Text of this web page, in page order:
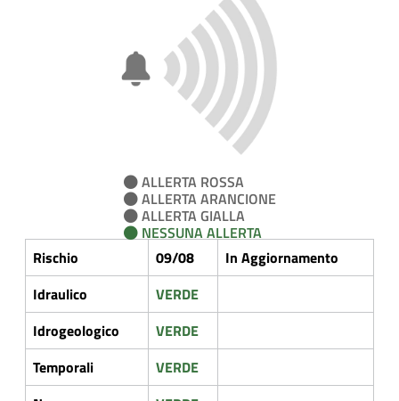
ALLERTA ROSSA
ALLERTA ARANCIONE
ALLERTA GIALLA
NESSUNA ALLERTA
Rischio
09/08
In Aggiornamento
Idraulico
VERDE
Idrogeologico
VERDE
Temporali
VERDE